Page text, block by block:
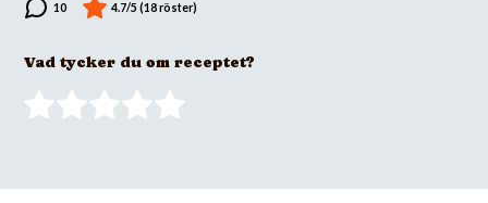
Vad tycker du om receptet?